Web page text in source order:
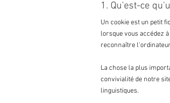
1. Qu'est-ce
Un cookie est un petit
lorsque vous accédez
reconnaître
La chose la plus
convivialité de notre
linguistiques.